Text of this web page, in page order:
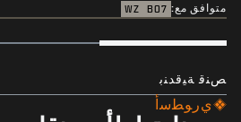
متوافق مع: BO7
WZ
ﺺﻨﻗ ﺔﻴﻗﺪﻨﺑ
ﻱﺭﻮﻄﺳﺃ